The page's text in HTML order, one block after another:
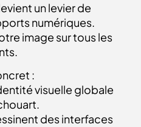
un levier de
numériques.
image sur tous les
:
visuelle globale
des interfaces